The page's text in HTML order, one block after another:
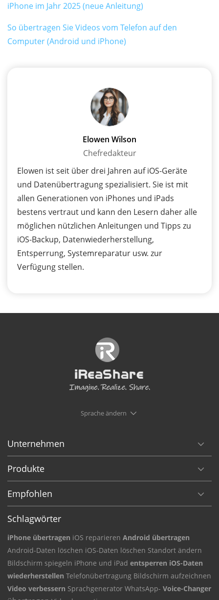
iPhone im Jahr 2025 (neue Anleitung)
So übertragen Sie Videos vom Telefon auf den
Computer (Android und iPhone)
Elowen Wilson
Chefredakteur
Elowen ist seit über drei Jahren auf iOS-Geräte
und Datenübertragung spezialisiert. Sie ist mit
allen Generationen von iPhones und iPads
bestens vertraut und kann den Lesern daher alle
möglichen nützlichen Anleitungen und Tipps zu
iOS-Backup, Datenwiederherstellung,
Entsperrung, Systemreparatur usw. zur
Verfügung stellen.
Sprache ändern
Unternehmen
Produkte
Empfohlen
Schlagwörter
iPhone übertragen iOS reparieren Android übertragen
Android-Daten löschen iOS-Daten löschen Standort ändern
Bildschirm spiegeln iPhone und iPad entsperren iOS-Daten
wiederherstellen Telefonübertragung Bildschirm aufzeichnen
Video verbessern Sprachgenerator WhatsApp- Voice-Changer